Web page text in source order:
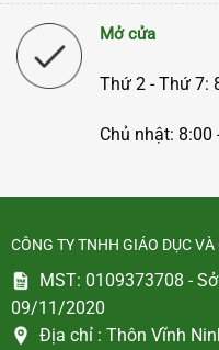
Mở cửa
Thứ 2 - Thứ 7:
Chủ nhật: 8:00
CÔNG TY TNHH GIÁO DỤC
MST: 0109373708 -
09/11/2020
Địa chỉ : Thôn Vĩnh